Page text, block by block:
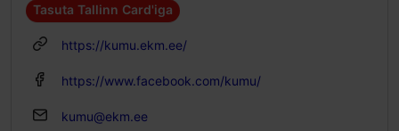
Tasuta Tallinn Card'iga
https://kumu.ekm.ee/
https://www.facebook.com/kumu/
kumu@ekm.ee